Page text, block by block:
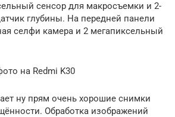
сенсор для макросъемки и 2-
глубины. На передней панели
селфи камера и 2 мегапиксельный
на Redmi K30
ну прям очень хорошие снимки
Обработка изображений